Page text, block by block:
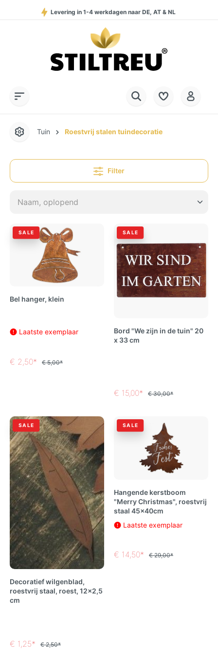
Levering in 1-4 werkdagen naar DE, AT & NL
+49 (0) 28 32 - 408 990 0
Permanent hoge beschikbaarheid van goederen
SSL-gecodeerd online winkelen
Tuin Roestvrij stalen tuindecoratie
Filter
SALE
Bel hanger, klein
Laatste exemplaar
€ 2,50* € 5,00*
SALE
Bord "We zijn in de tuin" 20
x 33 cm
€ 15,00* € 30,00*
SALE
Decoratief wilgenblad,
roestvrij staal, roest, 12x2,5
cm
€ 1,25* € 2,50*
SALE
Hangende kerstboom
"Merry Christmas", roestvrij
staal 45x40cm
Laatste exemplaar
€ 14,50* € 29,00*